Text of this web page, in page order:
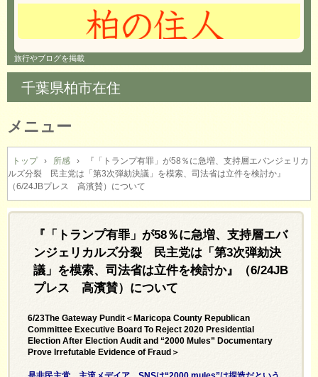
旅行やブログを掲載
千葉県柏市在住
メニュー
コ
ン
テ
ン
トップ › 所感 ›
『「トランプ有罪」が58％に急増、支持層エバンジェリカ
ルズ分裂 民主党は「第3次弾劾決議」を模索、司法省は立件を検討か』
（6/24JBプレス 高濱賛）について
『「トランプ有罪」が58％に急増、支持層エバ
ンジェリカルズ分裂 民主党は「第3次弾劾決
議」を模索、司法省は立件を検討か』（6/24JB
プレス 高濱賛）について
6/23The Gateway Pundit＜Maricopa County Republican
Committee Executive Board To Reject 2020 Presidential
Election After Election Audit and “2000 Mules” Documentary
Prove Irrefutable Evidence of Fraud＞